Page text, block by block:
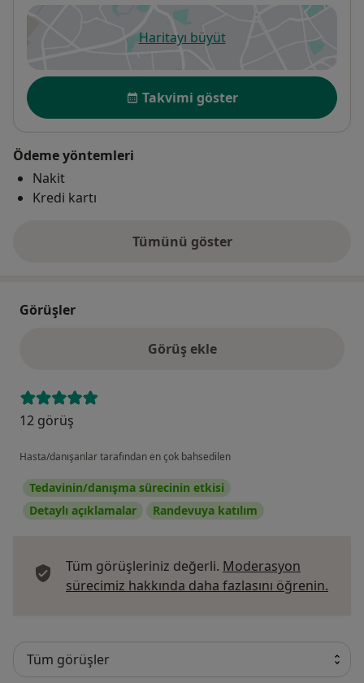
Haritayı büyütyeni bir sekmede açılır
Uygunluk
Takvimi göster
Ödeme yöntemleri
Nakit
Kredi kartı
Tümünü göster
adres hakkında
Görüşler
Görüş ekle
12 görüş
Hasta/danışanlar tarafından en çok bahsedilen
Tedavinin/danışma sürecinin etkisi
Detaylı açıklamalar
Randevuya katılım
Tüm görüşleriniz değerli. Moderasyon
sürecimiz hakkında daha fazlasını öğrenin.